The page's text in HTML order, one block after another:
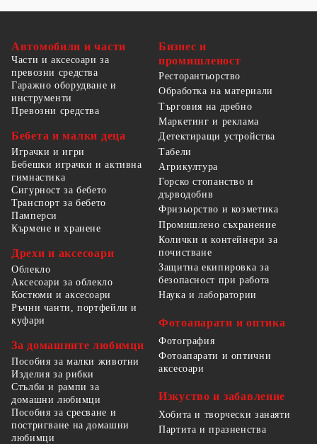
Автомобили и части
Части и аксесоари за
превозни средства
Гаражно оборудване и
инструменти
Превозни средства
Бебета и малки деца
Играчки и игри
Бебешки играчки и активна
гимнастика
Сигурност за бебето
Транспорт за бебето
Памперси
Кърмене и хранене
Дрехи и аксесоари
Облекло
Аксесоари за облекло
Костюми и аксесоари
Ръчни чанти, портфейли и
куфари
За домашните любимци
Пособия за малки животни
Изделия за рибки
Стълби и рампи за
домашни любимци
Пособия за сресване и
постригване на домашни
любимци
Бизнес и
промишленост
Ресторантьорство
Обработка на материали
Търговия на дребно
Маркетинг и реклама
Детектиращи устройства
Табели
Агрикултура
Горско стопанство и
дърводобив
Фризьорство и козметика
Промишлено съхранение
Колички и контейнери за
почистване
Защитна екипировка за
безопасност при работа
Наука и лаборатории
Фотоапарати и оптика
Фотография
Фотоапарати и оптични
аксесоари
Изкуство и забавление
Хобита и творчески занаяти
Партита и празненства